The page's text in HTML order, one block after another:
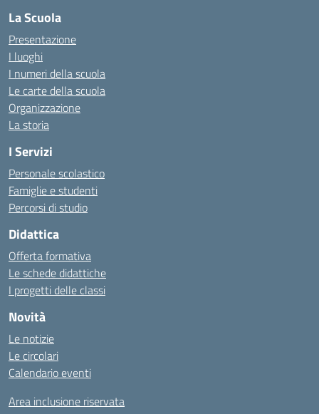
La Scuola
Presentazione
I luoghi
I numeri della scuola
Le carte della scuola
Organizzazione
La storia
I Servizi
Personale scolastico
Famiglie e studenti
Percorsi di studio
Didattica
Offerta formativa
Le schede didattiche
I progetti delle classi
Novità
Le notizie
Le circolari
Calendario eventi
Area inclusione riservata